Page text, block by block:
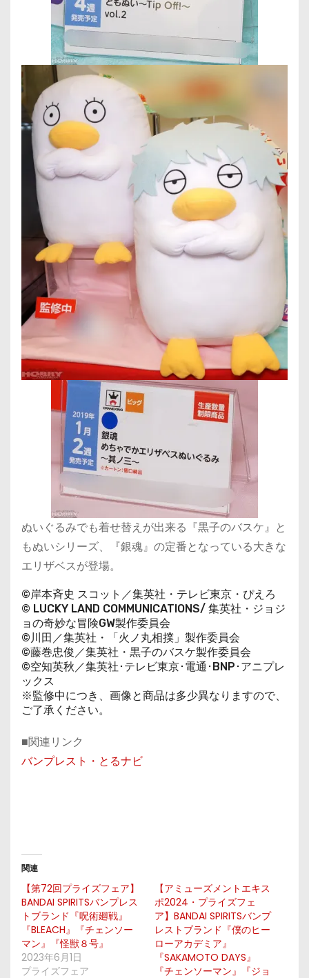
ぬいぐるみでも着せ替えが出来る『黒子のバスケ』と
もぬいシリーズ、『銀魂』の定番となっている大きな
エリザベスが登場。
©岸本斉史 スコット／集英社・テレビ東京・ぴえろ
© LUCKY LAND COMMUNICATIONS/ 集英社・ジョジ
ョの奇妙な冒険GW製作委員会
©川田／集英社・「火ノ丸相撲」製作委員会
©藤巻忠俊／集英社・黒子のバスケ製作委員会
©空知英秋／集英社･テレビ東京･電通･BNP･アニプレ
ックス
※監修中につき、画像と商品は多少異なりますので、
ご了承ください。
■関連リンク
バンプレスト・とるナビ
関連
【第72回プライズフェア】
BANDAI SPIRITSバンプレス
トブランド『呪術廻戦』
『BLEACH』『チェンソー
マン』『怪獣８号』
2023年6月1日
プライズフェア
【アミューズメントエキス
ポ2024・プライズフェ
ア】BANDAI SPIRITSバンプ
レストブランド『僕のヒー
ローアカデミア』
『SAKAMOTO DAYS』
『チェンソーマン』『ジョ